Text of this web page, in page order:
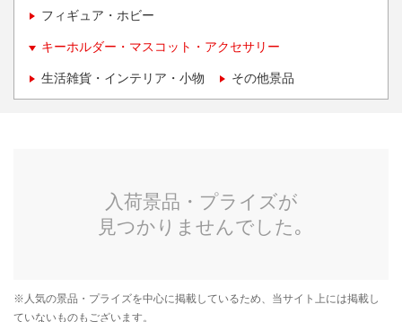
フィギュア・ホビー
キーホルダー・マスコット・アクセサリー
生活雑貨・インテリア・小物 その他景品